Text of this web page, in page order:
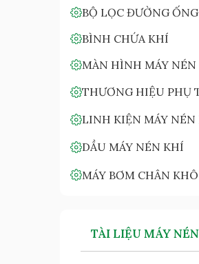
BỘ LỌC ĐƯỜNG ỐNG
BÌNH CHỨA KHÍ
MÀN HÌNH MÁY NÉN
THƯƠNG HIỆU PHỤ
LINH KIỆN MÁY NÉN
DẦU MÁY NÉN KHÍ
MÁY BƠM CHÂN
TÀI LIỆU MÁY